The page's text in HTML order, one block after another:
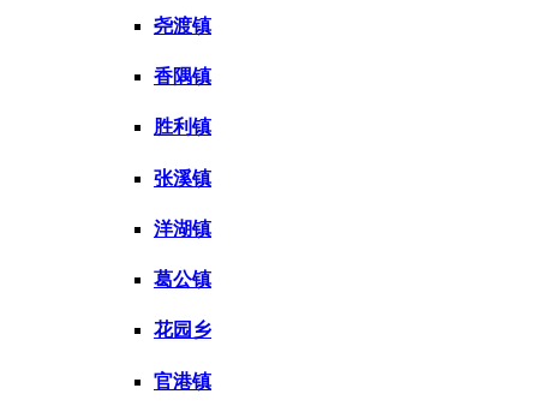
尧渡镇
香隅镇
胜利镇
张溪镇
洋湖镇
葛公镇
花园乡
官港镇